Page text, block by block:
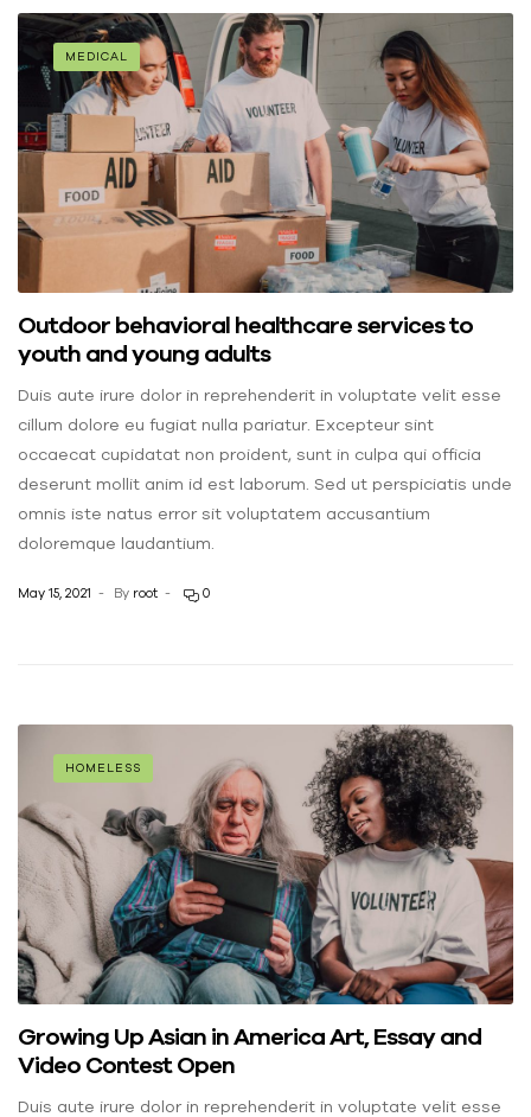
MEDICAL
Outdoor behavioral healthcare services to
youth and young adults
Duis aute irure dolor in reprehenderit in voluptate velit esse
cillum dolore eu fugiat nulla pariatur. Excepteur sint
occaecat cupidatat non proident, sunt in culpa qui officia
deserunt mollit anim id est laborum. Sed ut perspiciatis unde
omnis iste natus error sit voluptatem accusantium
doloremque laudantium.
May 15, 2021 By root 0
HOMELESS
Growing Up Asian in America Art, Essay and
Video Contest Open
Duis aute irure dolor in reprehenderit in voluptate velit esse